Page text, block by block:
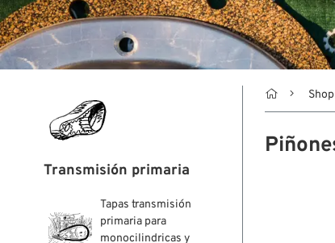
Transmisión primaria
Tapas transmisión
primaria para
monocilindricas y
 Shop